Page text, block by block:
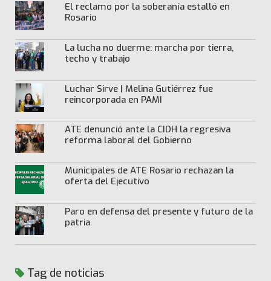
El reclamo por la soberanía estalló en
Rosario
La lucha no duerme: marcha por tierra,
techo y trabajo
Luchar Sirve | Melina Gutiérrez fue
reincorporada en PAMI
ATE denunció ante la CIDH la regresiva
reforma laboral del Gobierno
Municipales de ATE Rosario rechazan la
oferta del Ejecutivo
Paro en defensa del presente y futuro de la
patria
Tag de noticias